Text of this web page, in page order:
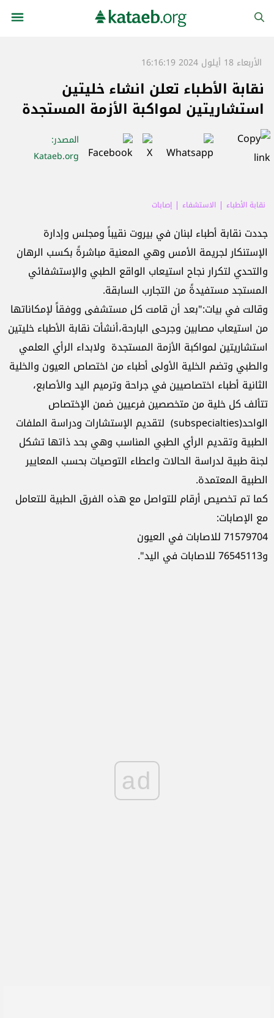
الأربعاء 18 أيلول 2024 16:16:19
نقابة الأطباء تعلن انشاء خليتين
استشاريتين لمواكبة الأزمة المستجدة
المصدر:
Kataeb.org
نقابة الأطباء الاستشفاء إصابات
جددت نقابة أطباء لبنان في بيروت نقيباً ومجلس وإدارة
الإستنكار لجريمة الأمس وهي المعنية مباشرةً بكسب الرهان
والتحدي لتكرار نجاح استيعاب الواقع الطبي والإستشفائي
المستجد مستفيدةً من التجارب السابقة.
وقالت في بيات:"بعد أن قامت كل مستشفى ووفقاً لإمكاناتها
من استيعاب مصابين وجرحى البارحة،أنشأت نقابة الأطباء خليتين
استشاريتين لمواكبة الأزمة المستجدة ولابداء الرأي العلمي
والطبي وتضم الخلية الأولى أطباء من اختصاص العيون والخلية
الثانية أطباء اختصاصيين في جراحة وترميم اليد والأصابع،
تتألف كل خلية من متخصصين فرعيين ضمن الإختصاص
الواحد(subspecialties) لتقديم الإستشارات ودراسة الملفات
الطبية وتقديم الرأي الطبي المناسب وهي بحد ذاتها تشكل
لجنة طبية لدراسة الحالات واعطاء التوصيات بحسب المعايير
الطبية المعتمدة.
كما تم تخصيص أرقام للتواصل مع هذه الفرق الطبية للتعامل
مع الإصابات:
71579704 للاصابات في العيون
و76545113 للاصابات في اليد".
ad